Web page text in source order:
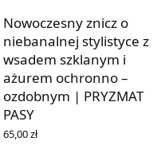
Nowoczesny znicz o
niebanalnej stylistyce z
wsadem szklanym i
ażurem ochronno –
ozdobnym | PRYZMAT
PASY
65,00zł